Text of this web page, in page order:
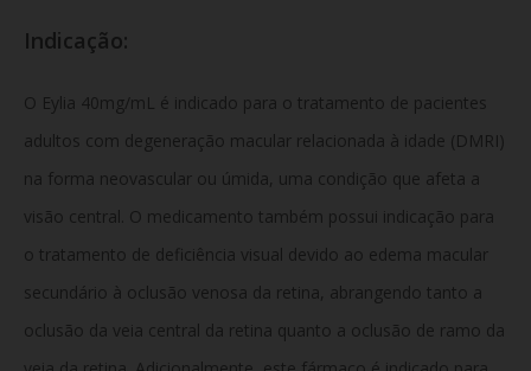
Indicação:
O Eylia 40mg/mL é indicado para o tratamento de pacientes
adultos com degeneração macular relacionada à idade (DMRI)
na forma neovascular ou úmida, uma condição que afeta a
visão central. O medicamento também possui indicação para
o tratamento de deficiência visual devido ao edema macular
secundário à oclusão venosa da retina, abrangendo tanto a
oclusão da veia central da retina quanto a oclusão de ramo da